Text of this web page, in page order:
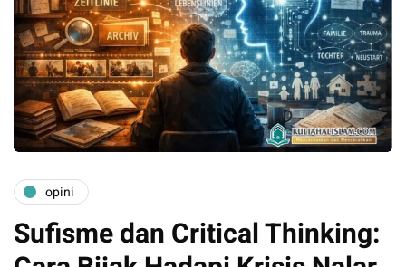
opini
Sufisme dan Critical Thinking: